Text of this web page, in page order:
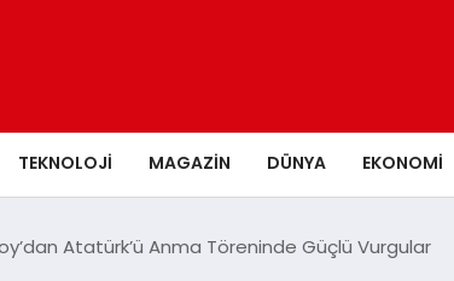
TEKNOLOJI MAGAZIN DÜNYA EKONOMI
Atatürk’ü Anma Töreninde Güçlü Vurgular